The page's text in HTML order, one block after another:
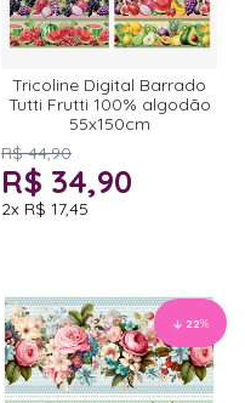
Tricoline Digital Barrado
Tutti Frutti 100% algodão
55x150cm
R$ 44,90
R$ 34,90
2x R$ 17,45
22%